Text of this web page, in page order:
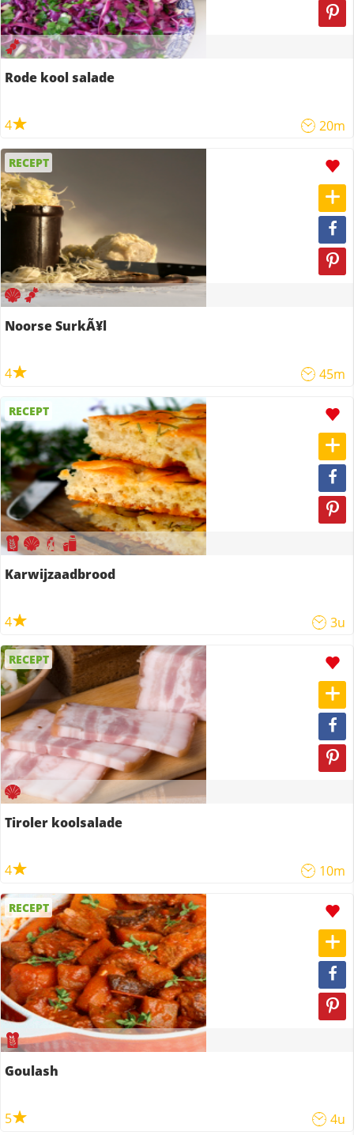
Rode kool salade
4 20m
RECEPT
Noorse SurkÃ¥l
4 45m
RECEPT
Karwijzaadbrood
4 3u
RECEPT
Tiroler koolsalade
4 10m
RECEPT
Goulash
5 4u